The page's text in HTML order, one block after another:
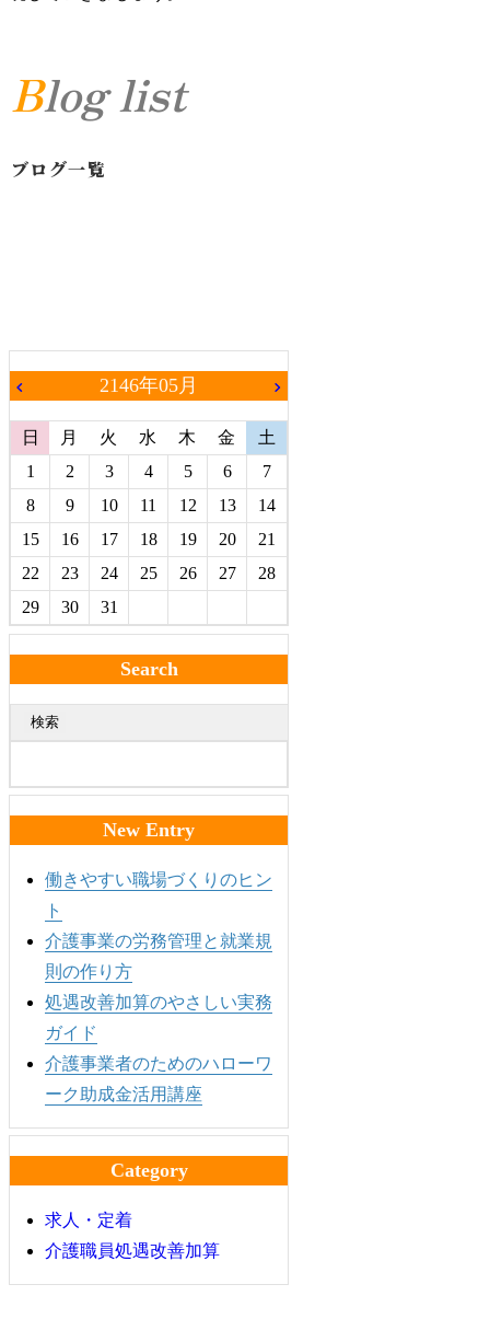
Blog list
ブログ一覧
chevron_left 2146年05月 chevron_right
日 月 火 水 木 金
土
1
2 3 4 5 6
7
8
9 10 11 12 13
14
15
16 17 18 19 20
21
22
23 24 25 26 27
28
29
30 31
Search
検索
New Entry
働きやすい職場づくりのヒン
ト
介護事業の労務管理と就業規
則の作り方
処遇改善加算のやさしい実務
ガイド
介護事業者のためのハローワ
ーク助成金活用講座
Category
求人・定着
介護職員処遇改善加算